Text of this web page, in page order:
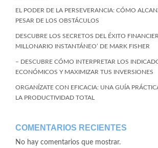
EL PODER DE LA PERSEVERANCIA: CÓMO
PESAR DE LOS OBSTÁCULOS
DESCUBRE LOS SECRETOS DEL ÉXITO
MILLONARIO INSTANTÁNEO’ DE MARK FISHER
– DESCUBRE CÓMO INTERPRETAR LOS
ECONÓMICOS Y MAXIMIZAR TUS INVERSIONES
ORGANÍZATE CON EFICACIA: UNA GUÍA
LA PRODUCTIVIDAD TOTAL
COMENTARIOS RECIENTES
No hay comentarios que mostrar.